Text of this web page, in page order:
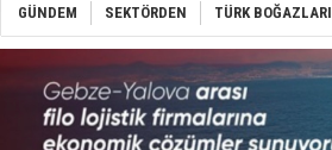
GÜNDEM SEKTÖRDEN TÜRK BOĞAZLARI